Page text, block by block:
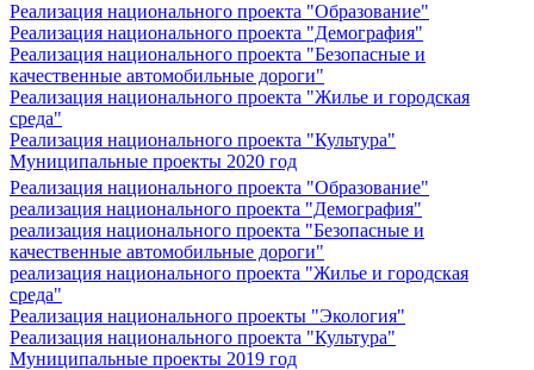
Реализация национального проекта "Образование"
Реализация национального проекта "Демография"
Реализация национального проекта "Безопасные и
качественные автомобильные дороги"
Реализация национального проекта "Жилье и городская
среда"
Реализация национального проекта "Культура"
Муниципальные проекты 2020 год
Реализация национального проекта "Образование"
реализация национального проекта "Демография"
реализация национального проекта "Безопасные и
качественные автомобильные дороги"
реализация национального проекта "Жилье и городская
среда"
Реализация национального проекты "Экология"
Реализация национального проекта "Культура"
Муниципальные проекты 2019 год